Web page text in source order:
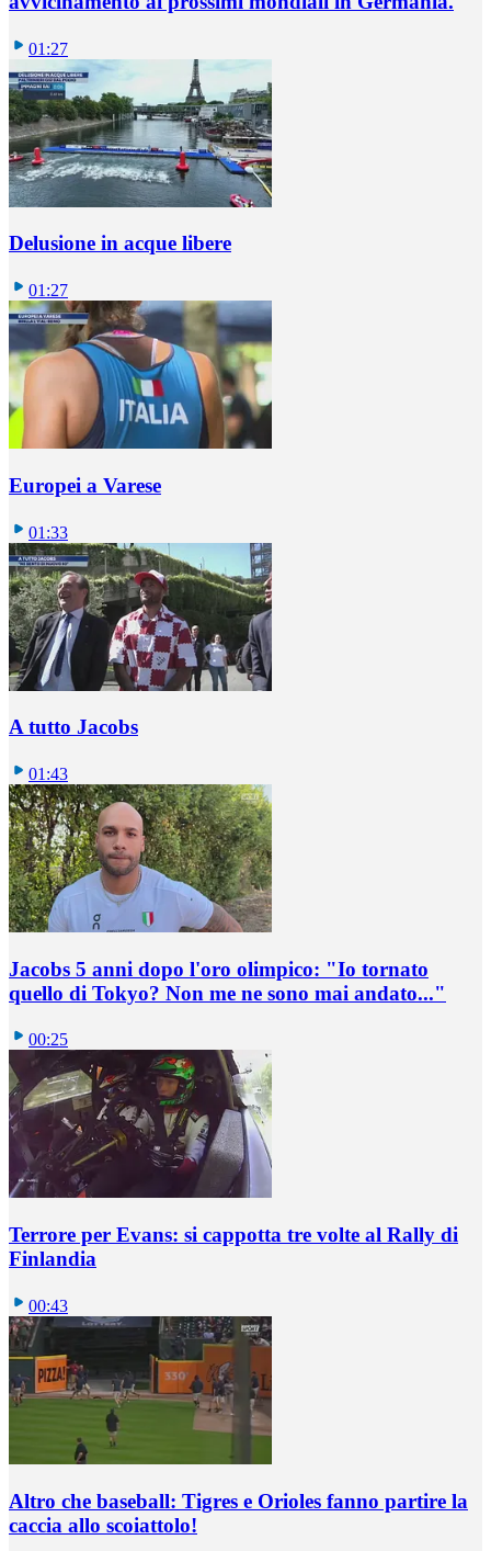
01:27
Delusione in acque libere
01:27
Europei a Varese
01:33
A tutto Jacobs
01:43
Jacobs 5 anni dopo l'oro olimpico: "Io tornato
quello di Tokyo? Non me ne sono mai andato..."
00:25
Terrore per Evans: si cappotta tre volte al Rally di
Finlandia
00:43
Altro che baseball: Tigres e Orioles fanno partire la
caccia allo scoiattolo!